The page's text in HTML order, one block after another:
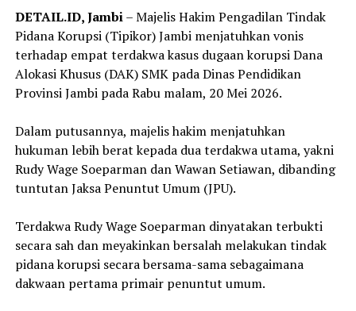
DETAIL.ID, Jambi– Majelis Hakim Pengadilan Tindak
Pidana Korupsi (Tipikor) Jambi menjatuhkan vonis
terhadap empat terdakwa kasus dugaan korupsi Dana
Alokasi Khusus (DAK) SMK pada Dinas Pendidikan
Provinsi Jambi pada Rabu malam, 20 Mei 2026.
Dalam putusannya, majelis hakim menjatuhkan
hukuman lebih berat kepada dua terdakwa utama, yakni
Rudy Wage Soeparman dan Wawan Setiawan, dibanding
tuntutan Jaksa Penuntut Umum (JPU).
Terdakwa Rudy Wage Soeparman dinyatakan terbukti
secara sah dan meyakinkan bersalah melakukan tindak
pidana korupsi secara bersama-sama sebagaimana
dakwaan pertama primair penuntut umum.